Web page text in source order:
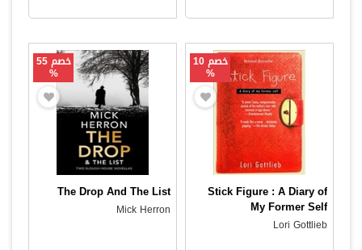
خصم 10
%
Stick Figure : A Diary of
My Former Self
Lori Gottlieb
خصم 55
%
The Drop And The List
Mick Herron